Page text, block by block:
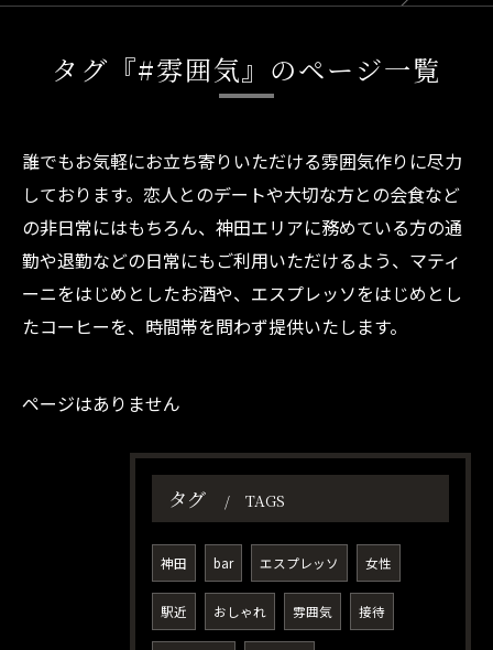
タグ『#雰囲気』のページ一覧
誰でもお気軽にお立ち寄りいただける雰囲気作りに尽力
しております。恋人とのデートや大切な方との会食など
の非日常にはもちろん、神田エリアに務めている方の通
勤や退勤などの日常にもご利用いただけるよう、マティ
ーニをはじめとしたお酒や、エスプレッソをはじめとし
たコーヒーを、時間帯を問わず提供いたします。
ページはありません
タグ TAGS
神田 bar エスプレッソ 女性
駅近 おしゃれ 雰囲気 接待